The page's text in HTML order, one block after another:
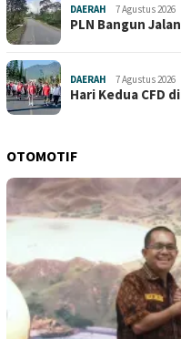
DAERAH 7 Agustus 2026
PLN Bangun
DAERAH 7 Agustus 2026
Hari Kedua CFD
OTOMOTIF